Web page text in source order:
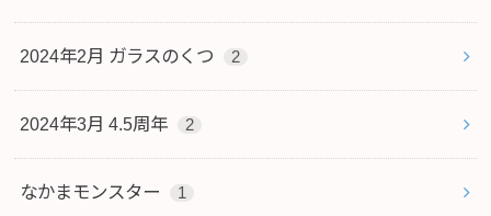
2024年2月 ガラスのくつ 2
2024年3月 4.5周年 2
なかまモンスター 1